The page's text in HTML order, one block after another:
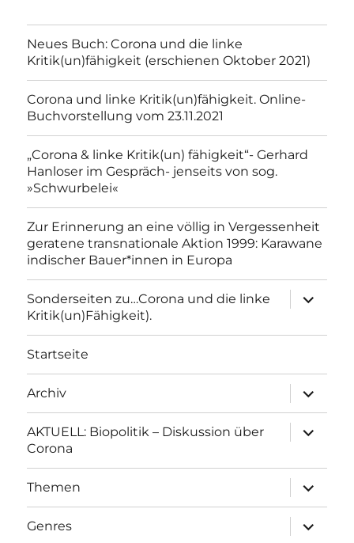
Neues Buch: Corona und die linke
Kritik(un)fähigkeit (erschienen Oktober 2021)
Corona und linke Kritik(un)fähigkeit. Online-
Buchvorstellung vom 23.11.2021
„Corona & linke Kritik(un) fähigkeit“- Gerhard
Hanloser im Gespräch- jenseits von sog.
»Schwurbelei«
Zur Erinnerung an eine völlig in Vergessenheit
geratene transnationale Aktion 1999: Karawane
indischer Bauer*innen in Europa
Sonderseiten zu…Corona und die linke
Kritik(un)Fähigkeit).
anzeigen
Startseite
Archiv
anzeigen
AKTUELL: Biopolitik – Diskussion über
Corona
anzeigen
Themen
anzeigen
Genres
anzeigen